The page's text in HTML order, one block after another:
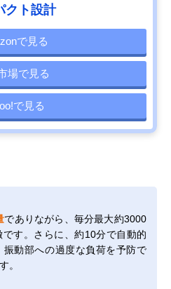
クト設計
で見る
場で見る
で見る
でありながら、毎分最大約3000
す。さらに、約10分で自動的
動部への過度な負荷を予防で
。